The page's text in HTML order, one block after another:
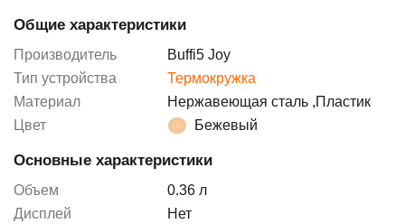
Общие характеристики
Производитель
Buffi5 Joy
Тип устройства
Термокружка
Материал
Нержавеющая сталь ,Пластик
Цвет
Бежевый
Основные характеристики
Объем
0.36 л
Дисплей
Нет